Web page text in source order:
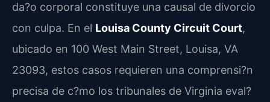
da?o corporal constituye una causal de divorcio
con culpa. En el Louisa County Circuit Court,
ubicado en 100 West Main Street, Louisa, VA
23093, estos casos requieren una comprensi?n
precisa de c?mo los tribunales de Virginia eval?